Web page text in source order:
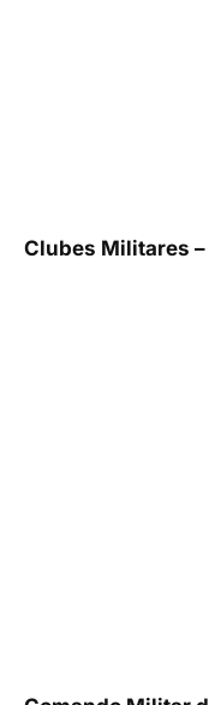
Clubes Militares